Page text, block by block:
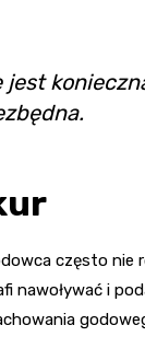
często nie
nawoływać i